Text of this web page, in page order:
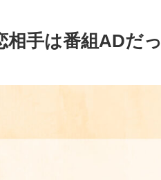
相手は番組ADだっ